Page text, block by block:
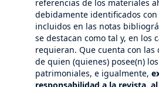
referencias de los materiales
debidamente identificados
incluidos en las notas
se destacan como tal y, en los
requieran. Que cuenta con las
de quien (quienes) posee(n)
patrimoniales, e igualmente,